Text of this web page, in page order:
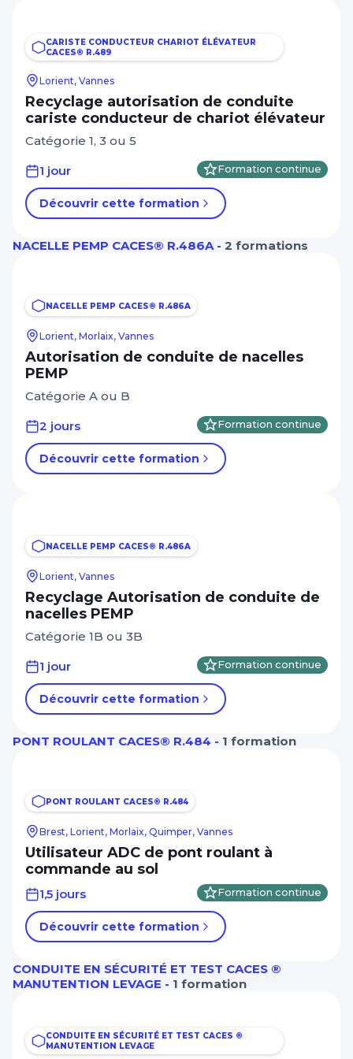
Marketing et communication digitale
Mécanique
Réseaux électriques et télécom
Ressources humaines
Santé Médico-social Services à la
personne
PAO / CAO
Transition énergétique
Autres critères
CPF
A distance
Apprentissage, alternance, diplômant
Niveau de sortie
Afficher plus
CARISTE CONDUCTEUR CHARIOT ÉLÉVATEUR
CACES® R.489
Lorient, Vannes
Recyclage autorisation de conduite
cariste conducteur de chariot élévateur
Catégorie 1, 3 ou 5
1 jour
Formation continue
Découvrir cette formation
NACELLE PEMP CACES® R.486A - 2 formations
NACELLE PEMP CACES® R.486A
Lorient, Morlaix, Vannes
Autorisation de conduite de nacelles
PEMP
Catégorie A ou B
2 jours
Formation continue
Découvrir cette formation
NACELLE PEMP CACES® R.486A
Lorient, Vannes
Recyclage Autorisation de conduite de
nacelles PEMP
Catégorie 1B ou 3B
1 jour
Formation continue
Découvrir cette formation
PONT ROULANT CACES® R.484 - 1 formation
PONT ROULANT CACES® R.484
Brest, Lorient, Morlaix, Quimper, Vannes
Utilisateur ADC de pont roulant à
commande au sol
1,5 jours Formation continue
Découvrir cette formation
CONDUITE EN SÉCURITÉ ET TEST CACES ®
MANUTENTION LEVAGE - 1 formation
CONDUITE EN SÉCURITÉ ET TEST CACES ®
MANUTENTION LEVAGE